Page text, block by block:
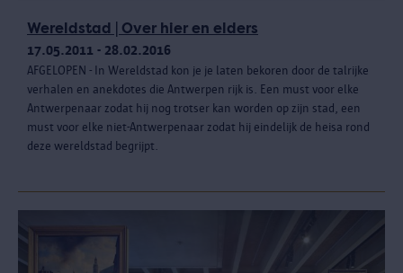
Wereldstad | Over hier en elders
17.05.2011 - 28.02.2016
AFGELOPEN - In Wereldstad kon je je laten bekoren door de talrijke
verhalen en anekdotes die Antwerpen rijk is. Een must voor elke
Antwerpenaar zodat hij nog trotser kan worden op zijn stad, een
must voor elke niet-Antwerpenaar zodat hij eindelijk de heisa rond
deze wereldstad begrijpt.